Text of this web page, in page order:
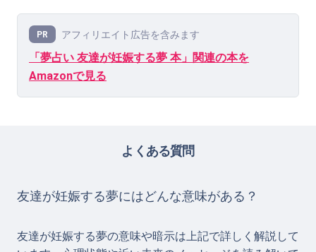
PR アフィリエイト広告を含みます
「夢占い 友達が妊娠する夢 本」関連の本を
Amazonで見る
よくある質問
友達が妊娠する夢にはどんな意味がある？
友達が妊娠する夢の意味や暗示は上記で詳しく解説して